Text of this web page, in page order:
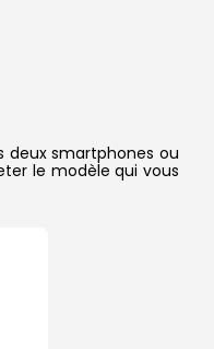
deux smartphones ou
le modèle qui vous